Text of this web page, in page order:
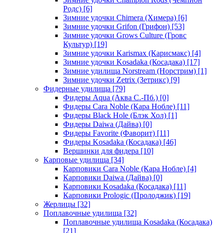
Родс) [6]
Зимние удочки Chimera (Химера) [6]
Зимние удочки Grifon (Грифон) [53]
Зимние удочки Grows Culture (Гровс
Культур) [19]
Зимние удочки Karismax (Карисмакс) [4]
Зимние удочки Kosadaka (Косадака) [17]
Зимние удилища Norstream (Норстрим) [1]
Зимние удочки Zetrix (Зетрикс) [9]
Фидерные удилища [79]
Фидеры Aqua (Аква С.-Пб.) [0]
Фидеры Cara Noble (Кара Нобле) [11]
Фидеры Black Hole (Блэк Хол) [1]
Фидеры Daiwa (Дайва) [0]
Фидеры Favorite (Фаворит) [11]
Фидеры Kosadaka (Косадака) [46]
Вершинки для фидера [10]
Карповые удилища [34]
Карповики Cara Noble (Кара Нобле) [4]
Карповики Daiwa (Дайва) [0]
Карповики Kosadaka (Косадака) [11]
Карповики Prologic (Пролоджик) [19]
Жерлицы [32]
Поплавочные удилища [32]
Поплавочные удилища Kosadaka (Косадака)
[21]